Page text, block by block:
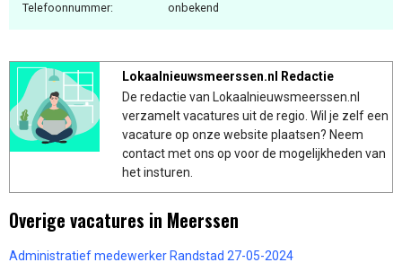
Telefoonnummer: onbekend
Lokaalnieuwsmeerssen.nl Redactie
De redactie van Lokaalnieuwsmeerssen.nl
verzamelt vacatures uit de regio. Wil je zelf een
vacature op onze website plaatsen? Neem
contact met ons op voor de mogelijkheden van
het insturen.
Overige vacatures in Meerssen
Administratief medewerker Randstad 27-05-2024